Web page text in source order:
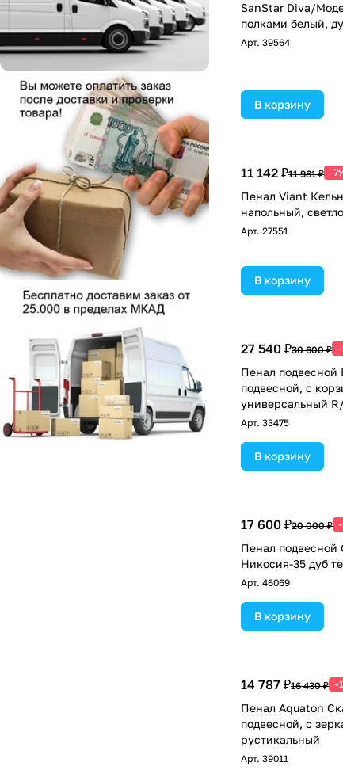
SanStar Diva/
полками белый,
Арт. 39564
В корзину
11 142 ₽11 981 ₽ -
Пенал Viant
напольный,
Арт. 27551
В корзину
27 540 ₽30 600 ₽
Пенал подвесной
подвесной, с
универсальный
камень/дуб вотан
Арт. 33475
В корзину
17 600 ₽20 000 ₽
Пенал подвесной
Никосия-35 дуб
Арт. 46069
В корзину
14 787 ₽16 430 ₽ -
Пенал Aquaton
подвесной, с
рустикальный
Арт. 39011